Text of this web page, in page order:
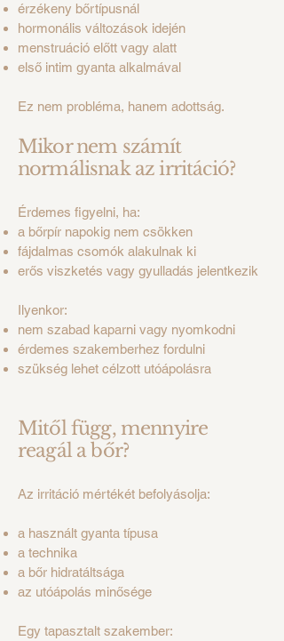
érzékeny bőrtípusnál
hormonális változások idején
menstruáció előtt vagy alatt
első intim gyanta alkalmával
Ez nem probléma, hanem adottság.
Mikor nem számít
normálisnak az irritáció?
Érdemes figyelni, ha:
a bőrpír napokig nem csökken
fájdalmas csomók alakulnak ki
erős viszketés vagy gyulladás jelentkezik
Ilyenkor:
nem szabad kaparni vagy nyomkodni
érdemes szakemberhez fordulni
szükség lehet célzott utóápolásra
Mitől függ, mennyire
reagál a bőr?
Az irritáció mértékét befolyásolja:
a használt gyanta típusa
a technika
a bőr hidratáltsága
az utóápolás minősége
Egy tapasztalt szakember: